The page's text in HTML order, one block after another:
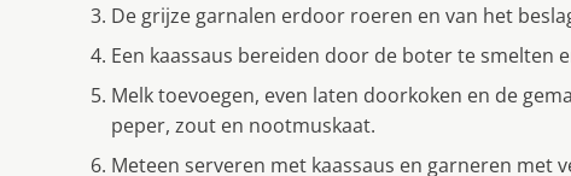
De grijze garnalen erdoor roeren en van het
Een kaassaus bereiden door de boter te smelten
Melk toevoegen, even laten doorkoken en de
peper, zout en nootmuskaat.
Meteen serveren met kaassaus en garneren met